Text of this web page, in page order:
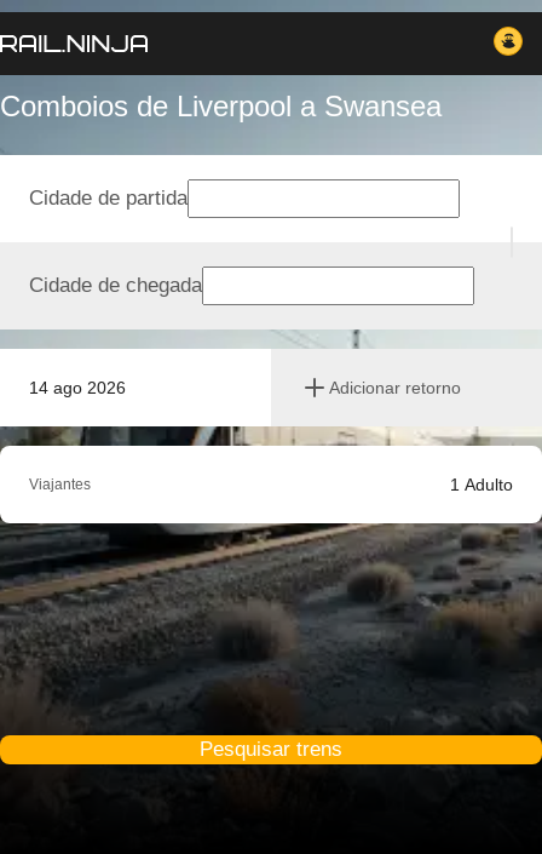
Comboios de Liverpool a Swansea
14 ago 2026 Adicionar retorno
Cidade de partida
Cidade de chegada
Viajantes 1 Adulto
Pesquisar trens